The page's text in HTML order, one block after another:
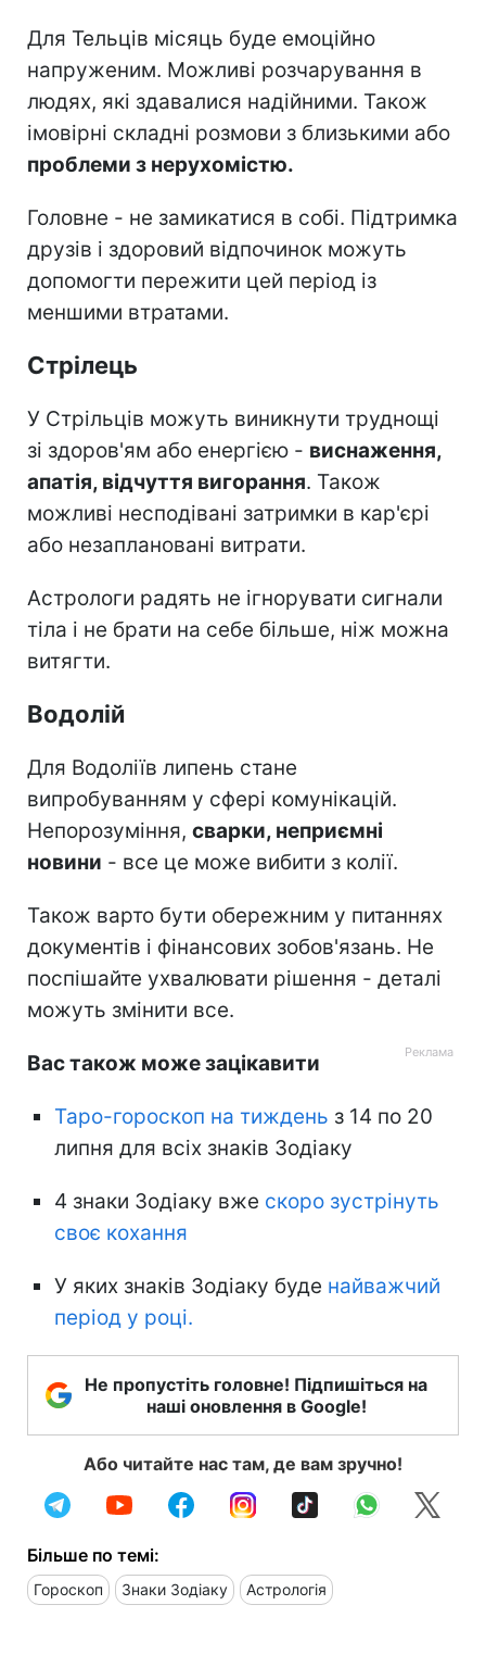
Для Тельців місяць буде емоційно
напруженим. Можливі розчарування в
людях, які здавалися надійними. Також
імовірні складні розмови з близькими або
проблеми з нерухомістю.
Головне - не замикатися в собі. Підтримка
друзів і здоровий відпочинок можуть
допомогти пережити цей період із
меншими втратами.
Стрілець
У Стрільців можуть виникнути труднощі
зі здоров'ям або енергією - виснаження,
апатія, відчуття вигорання. Також
можливі несподівані затримки в кар'єрі
або незаплановані витрати.
Астрологи радять не ігнорувати сигнали
тіла і не брати на себе більше, ніж можна
витягти.
Водолій
Для Водоліїв липень стане
випробуванням у сфері комунікацій.
Непорозуміння, сварки, неприємні
новини - все це може вибити з колії.
Також варто бути обережним у питаннях
документів і фінансових зобов'язань. Не
поспішайте ухвалювати рішення - деталі
можуть змінити все.
Вас також може зацікавити
Таро-гороскоп на тиждень з 14 по 20
липня для всіх знаків Зодіаку
4 знаки Зодіаку вже скоро зустрінуть
своє кохання
У яких знаків Зодіаку буде найважчий
період у році.
Не пропустіть головне! Підпишіться на
наші оновлення в Google!
Або читайте нас там, де вам зручно!
Більше по темі:
Гороскоп Знаки Зодіаку Астрологія